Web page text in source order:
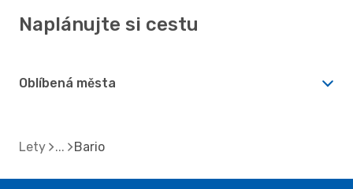
Naplánujte si cestu
Oblíbená města
Lety Bario